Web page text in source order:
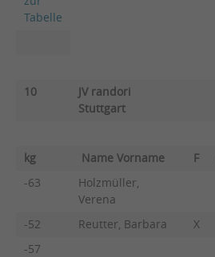
Tabelle
10
JV randori
Stuttgart
kg Name Vorname F
-63
Holzmüller,
Verena
-52 Reutter, Barbara X
-57